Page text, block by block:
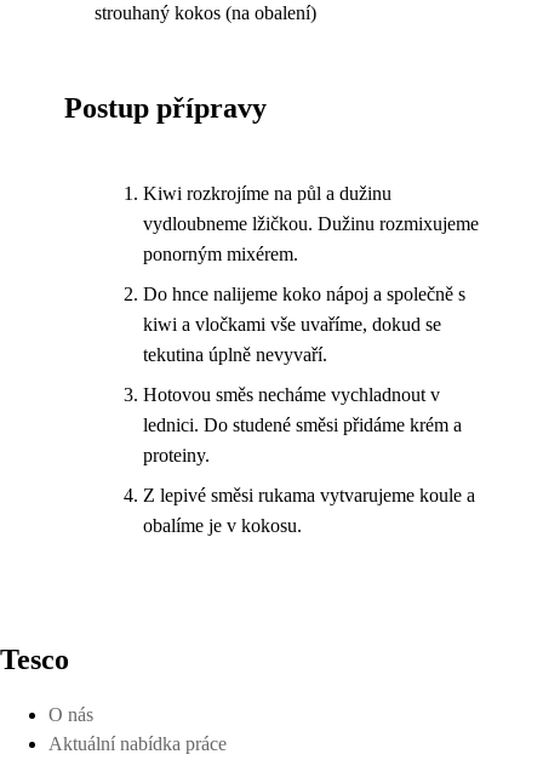
strouhaný kokos (na obalení)
Postup přípravy
Kiwi rozkrojíme na půl a dužinu
vydloubneme lžičkou. Dužinu rozmixujeme
ponorným mixérem.
Do hnce nalijeme koko nápoj a společně s
kiwi a vločkami vše uvaříme, dokud se
tekutina úplně nevyvaří.
Hotovou směs necháme vychladnout v
lednici. Do studené směsi přidáme krém a
proteiny.
Z lepivé směsi rukama vytvarujeme koule a
obalíme je v kokosu.
Tesco
O nás
Aktuální nabídka práce